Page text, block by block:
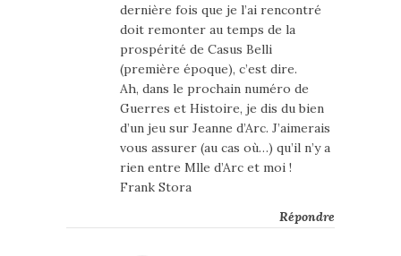
dernière fois que je l’ai rencontré
doit remonter au temps de la
prospérité de Casus Belli
(première époque), c’est dire.
Ah, dans le prochain numéro de
Guerres et Histoire, je dis du bien
d’un jeu sur Jeanne d’Arc. J’aimerais
vous assurer (au cas où…) qu’il n’y a
rien entre Mlle d’Arc et moi !
Frank Stora
Répondre